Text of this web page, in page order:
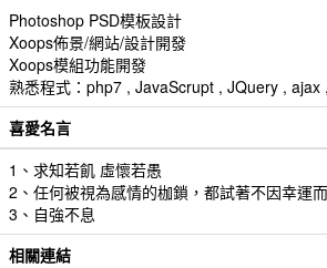
Photoshop PSD模板設計
Xoops佈景/網站/設計開發
Xoops模組功能開發
熟悉程式：php7 , JavaScrupt , JQuery ,
喜愛名言
1、求知若飢 虛懷若愚
2、任何被視為感情的枷鎖，都試著不因幸運
3、自強不息
相關連結